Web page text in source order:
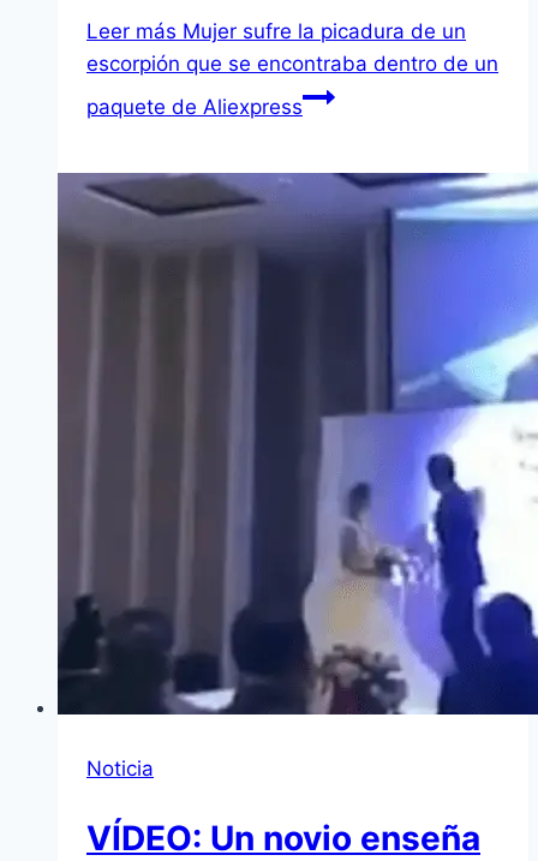
Leer más Mujer sufre la picadura de un
escorpión que se encontraba dentro de un
paquete de Aliexpress
Noticia
VÍDEO: Un novio enseña